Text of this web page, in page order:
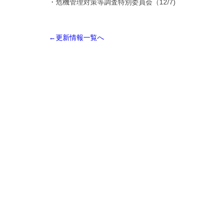
・危機管理対策等調査特別委員会（12/7)
←更新情報一覧へ